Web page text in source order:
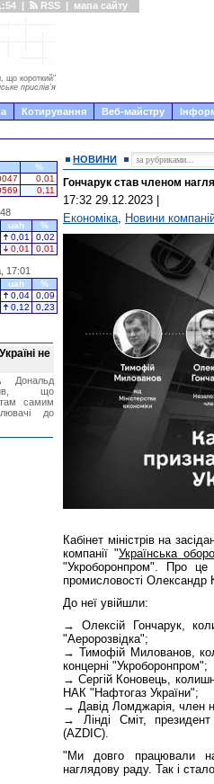
| RSS | мапа сайту
що короткий"
прислів'я
Котирування Веб-майстру
НОВИНИ
Гончарук став членом
17:32 29.12.2023
Економіка, Новини
Кабінет міністрів на
компанії "Українська
"Укроборонпром". Про це
промисловості Олександр
До неї увійшли:
→ Олексій Гончарук,
"Аеророзвідка";
→ Тимофій Милованов,
концерні "Укроборонпром";
→ Сергій Коновець,
НАК "Нафтогаз України";
→ Давід Ломджарія, член
→ Лінді Сміт,
(AZDIC).
"Ми довго працювали
наглядову раду. Так і
%
0,01
0,11
uah
%
0,01
0,02
0,01 0,01
, 17:01
uah
%
0,04
0,09
0,12 0,23
не
Дональд
що
самим
до